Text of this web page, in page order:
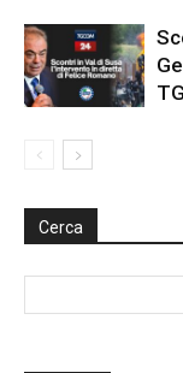
Cerca